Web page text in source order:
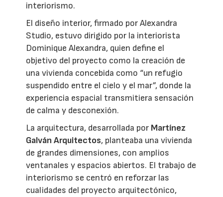
interiorismo.
El diseño interior, firmado por Alexandra
Studio, estuvo dirigido por la interiorista
Dominique Alexandra, quien define el
objetivo del proyecto como la creación de
una vivienda concebida como “un refugio
suspendido entre el cielo y el mar”, donde la
experiencia espacial transmitiera sensación
de calma y desconexión.
La arquitectura, desarrollada por Martínez
Galván Arquitectos, planteaba una vivienda
de grandes dimensiones, con amplios
ventanales y espacios abiertos. El trabajo de
interiorismo se centró en reforzar las
cualidades del proyecto arquitectónico,